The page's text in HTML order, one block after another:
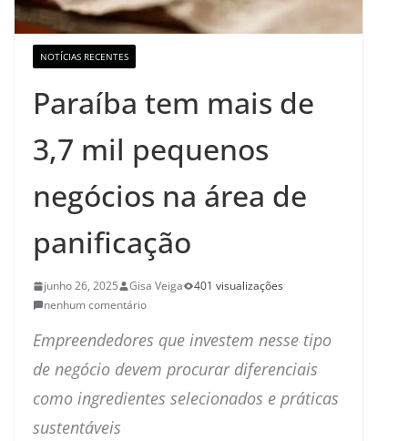
NOTÍCIAS RECENTES
Paraíba tem mais de
3,7 mil pequenos
negócios na área de
panificação
junho 26, 2025 Gisa Veiga
401 visualizações
nenhum comentário
Empreendedores que investem nesse tipo
de negócio devem procurar diferenciais
como ingredientes selecionados e práticas
sustentáveis